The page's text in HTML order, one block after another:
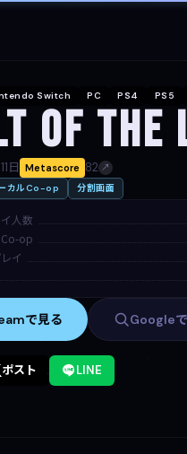
Switch PC PS4 PS5
of the
日 Metascore 82 ↗
カルCo-op 分割画面
人数
op
イ
で見る Google
ポスト LINE